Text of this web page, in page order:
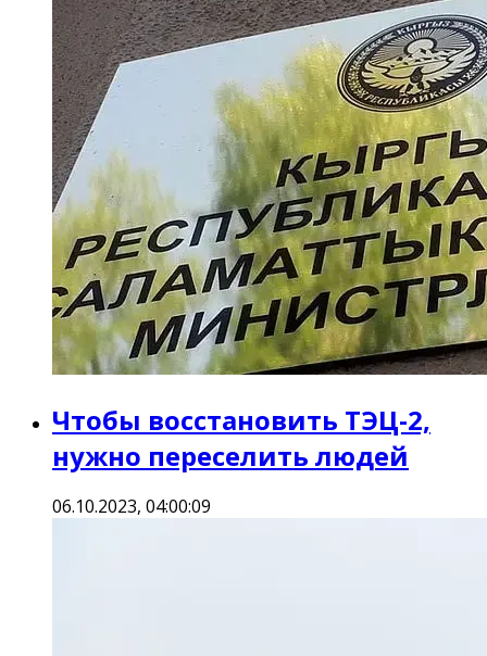
Чтобы восстановить ТЭЦ-2,
нужно переселить людей
06.10.2023, 04:00:09